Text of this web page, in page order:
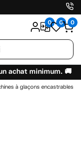
0 0 0
achat minimum. 🚚
à glaçons encastrables